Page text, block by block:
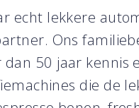
echt lekkere
Ons
50 jaar kennis
die de